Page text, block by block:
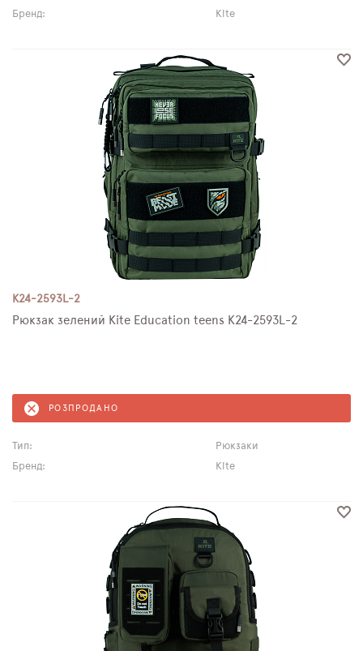
Бренд:
Kite
K24-2593L-2
Рюкзак зелений Kite Education teens K24-2593L-2
РОЗПРОДАНО
Тип:
Рюкзаки
Бренд:
Kite